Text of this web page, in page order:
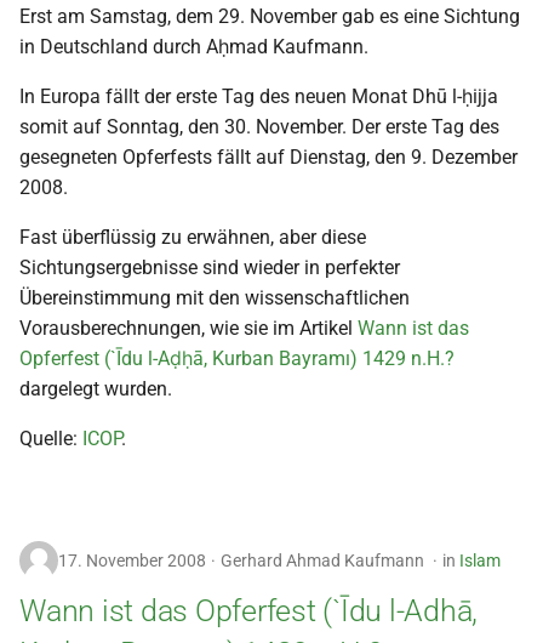
d
i
n
t
i
a
l
i
i
t
Spot
Video
Erst am Samstag, dem 29. November gab es eine Sichtung
in Deutschland durch Aḥmad Kaufmann.
In Europa fällt der erste Tag des neuen Monat Dhū l-ḥijja
somit auf Sonntag, den 30. November. Der erste Tag des
gesegneten Opferfests fällt auf Dienstag, den 9. Dezember
2008.
Fast überflüssig zu erwähnen, aber diese
Sichtungsergebnisse sind wieder in perfekter
Übereinstimmung mit den wissenschaftlichen
Vorausberechnungen, wie sie im Artikel Wann ist das
Opferfest (`Īdu l-Aḍḥā, Kurban Bayramı) 1429 n.H.?
dargelegt wurden.
Quelle: ICOP.
17. November 2008 Gerhard Ahmad Kaufmann in Islam
Wann ist das Opferfest (`Īdu l-Adhā,